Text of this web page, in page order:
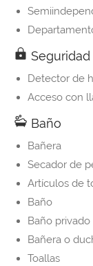
Seguridad
Detector de
Acceso con
Baño
Bañera
Secador de
Artículos de
Baño
Baño privado
Bañera o
Toallas